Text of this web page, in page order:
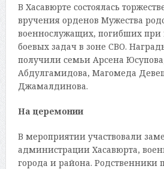
В Хасавюрте состоялась
вручения орденов Мужества
военнослужащих, погибших
боевых задач в зоне СВО.
получили семьи Арсена
Абдулгамидова, Магомеда
Джамалдинова.
На церемонии
В мероприятии участвовали
администрации Хасавюрта,
города и района. Родственники